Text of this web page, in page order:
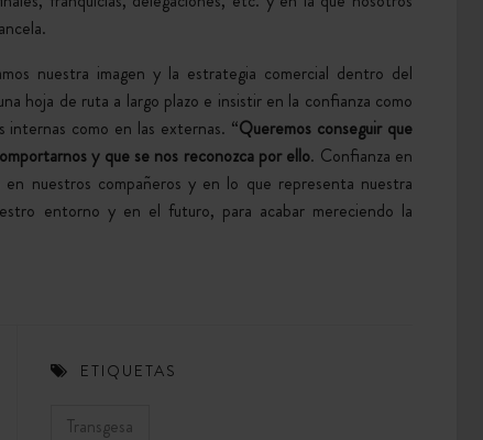
nuestra imagen y la estrategia comercial dentro del
hoja de ruta a largo plazo e insistir en la confianza como
como en las externas. “Queremos conseguir que
y que se nos reconozca por ello. Confianza en
nuestros compañeros y en lo que representa nuestra
entorno y en el futuro, para acabar mereciendo la
ETIQUETAS
Transgesa